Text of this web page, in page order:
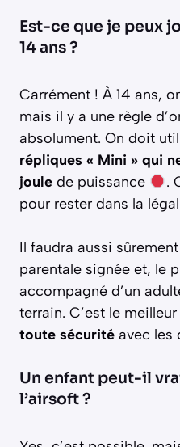
Est-ce que je peux
14 ans ?
Carrément ! À 14 ans,
mais il y a une règle
absolument. On doit
répliques « Mini » qui
joule de puissance
.
pour rester dans la
Il faudra aussi
parentale signée et, le
accompagné d’un
terrain. C’est le
toute sécurité avec les
Un enfant peut-il
l’airsoft ?